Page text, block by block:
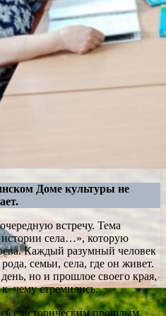
Доме культуры не
встречу. Тема
истории села…», которую
Каждый разумный человек
семьи, села, где он живет.
но и прошлое своего края,
чему стремились.
с историческим прошлым